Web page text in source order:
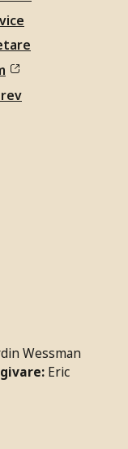
Wessman
Eric